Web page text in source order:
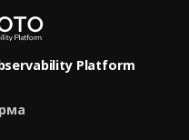
Platform